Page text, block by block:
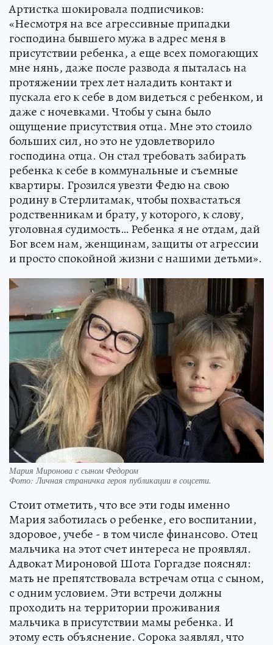
Артистка шокировала подписчиков:
«Несмотря на все агрессивные припадки
господина бывшего мужа в адрес меня в
присутствии ребенка, а еще всех помогающих
мне нянь, даже после развода я пыталась на
протяжении трех лет наладить контакт и
пускала его к себе в дом видеться с ребенком, и
даже с ночевками. Чтобы у сына было
ощущение присутствия отца. Мне это стоило
больших сил, но это не удовлетворило
господина отца. Он стал требовать забирать
ребенка к себе в коммунальные и съемные
квартиры. Грозился увезти Федю на свою
родину в Стерлитамак, чтобы похвастаться
родственникам и брату, у которого, к слову,
уголовная судимость… Ребенка я не отдам, дай
Бог всем нам, женщинам, защиты от агрессии
и просто спокойной жизни с нашими детьми».
Мария Миронова с сыном Федором
Фото:Личная страничка героя публикации в соцсети.
Стоит отметить, что все эти годы именно
Мария заботилась о ребенке, его воспитании,
здоровое, учебе - в том числе финансово. Отец
мальчика на этот счет интереса не проявлял.
Адвокат Мироновой Шота Горгадзе пояснял:
мать не препятствовала встречам отца с сыном,
с одним условием. Эти встречи должны
проходить на территории проживания
мальчика в присутствии мамы ребенка. И
этому есть объяснение. Сорока заявлял, что